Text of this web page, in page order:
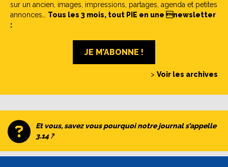
sur un ancien, images, impressions, partages, agenda et petites
annonces… Tous les 3 mois, tout PIE en une newsletter
:
JE M’ABONNE !
> Voir les archives
Et vous, savez vous pourquoi notre journal s’appelle
3.14 ?